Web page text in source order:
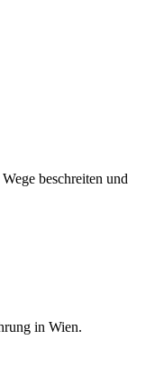
beschreiten und
in Wien.